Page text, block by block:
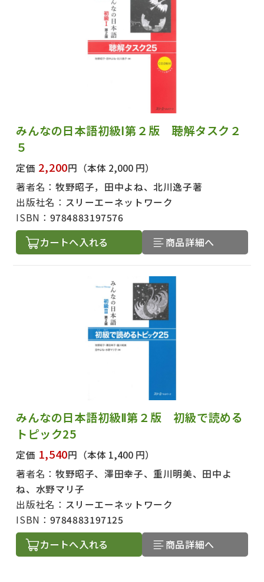
みんなの日本語初級Ⅰ第２版 聴解タスク２
５
定価 2,200円 （本体 2,000 円）
著者名： 牧野昭子，田中よね、北川逸子著
出版社名： スリーエーネットワーク
ISBN： 9784883197576
カートへ入れる 商品詳細へ
みんなの日本語初級Ⅱ第２版 初級で読める
トピック25
定価 1,540円 （本体 1,400 円）
著者名： 牧野昭子、澤田幸子、重川明美、田中よ
ね、水野マリ子
出版社名： スリーエーネットワーク
ISBN： 9784883197125
カートへ入れる 商品詳細へ